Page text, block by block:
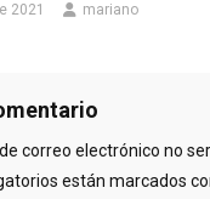
2021 mariano
correo electrónico no
están marcados